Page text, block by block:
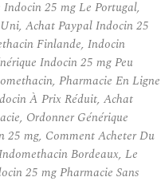
25 mg Le Portugal,
Achat Paypal Indocin 25
Finlande, Indocin
Indocin 25 mg Peu
Pharmacie En Ligne
À Prix Réduit, Achat
Ordonner Générique
25 mg, Comment Acheter Du
Bordeaux, Le
25 mg Pharmacie Sans